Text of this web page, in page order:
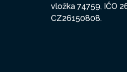
vložka 74759, IČO
CZ26150808.